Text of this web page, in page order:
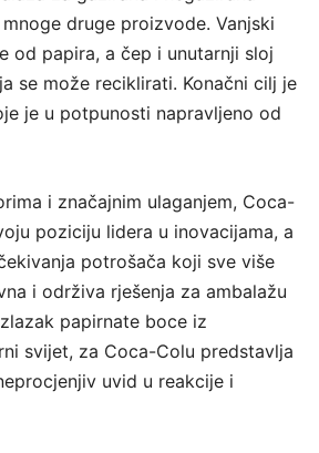
druge proizvode. Vanjski
od papira, a čep i unutarnji sloj
se može reciklirati. Konačni cilj je
je u potpunosti napravljeno od
i značajnim ulaganjem, Coca-
poziciju lidera u inovacijama, a
potrošača koji sve više
i održiva rješenja za ambalažu
papirnate boce iz
svijet, za Coca-Colu predstavlja
uvid u reakcije i